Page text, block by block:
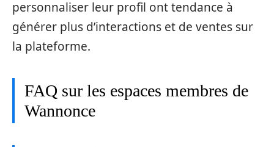
personnaliser leur profil ont tendance à
générer plus d’interactions et de ventes sur
la plateforme.
FAQ sur les espaces membres de
Wannonce